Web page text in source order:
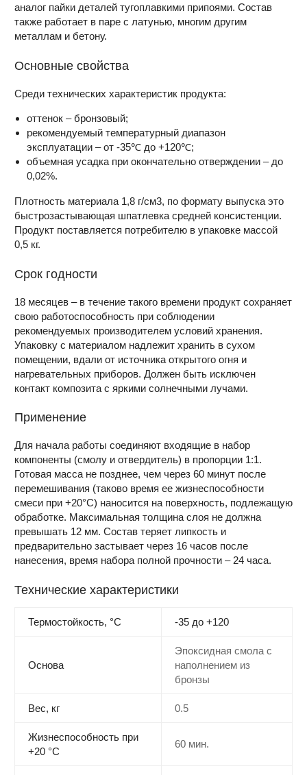
аналог пайки деталей тугоплавкими припоями. Состав
также работает в паре с латунью, многим другим
металлам и бетону.
Основные свойства
Среди технических характеристик продукта:
оттенок – бронзовый;
рекомендуемый температурный диапазон
эксплуатации – от -35℃ до +120℃;
объемная усадка при окончательно отверждении – до
0,02%.
Плотность материала 1,8 г/см3, по формату выпуска это
быстрозастывающая шпатлевка средней консистенции.
Продукт поставляется потребителю в упаковке массой
0,5 кг.
Срок годности
18 месяцев – в течение такого времени продукт сохраняет
свою работоспособность при соблюдении
рекомендуемых производителем условий хранения.
Упаковку с материалом надлежит хранить в сухом
помещении, вдали от источника открытого огня и
нагревательных приборов. Должен быть исключен
контакт композита с яркими солнечными лучами.
Применение
Для начала работы соединяют входящие в набор
компоненты (смолу и отвердитель) в пропорции 1:1.
Готовая масса не позднее, чем через 60 минут после
перемешивания (таково время ее жизнеспособности
смеси при +20°С) наносится на поверхность, подлежащую
обработке. Максимальная толщина слоя не должна
превышать 12 мм. Состав теряет липкость и
предварительно застывает через 16 часов после
нанесения, время набора полной прочности – 24 часа.
Технические характеристики
Термостойкость, °C -35 до +120
Основа
Эпоксидная смола с
наполнением из
бронзы
Вес, кг 0.5
Жизнеспособность при
+20 °С
60 мин.